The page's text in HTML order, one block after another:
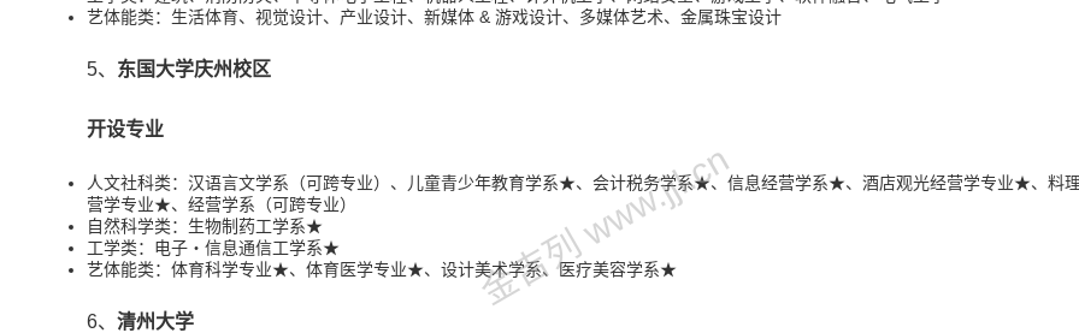
艺体能类：生活体育、视觉设计、产业设计、新媒体 & 游戏设计、多媒体艺术、金属珠宝设计
5、 东国大学庆州校区
开设专业
人文社科类：汉语言文学系（可跨专业）、儿童青少年教育学系★、会计税务学系★、信息经营学系★、酒店观光经营学专业★、料
营学专业★、经营学系（可跨专业）
自然科学类：生物制药工学系★
工学类：电子・信息通信工学系★
艺体能类：体育科学专业★、体育医学专业★、设计美术学系、医疗美容学系★
6、 清州大学
金吉列 www.jjl.cn